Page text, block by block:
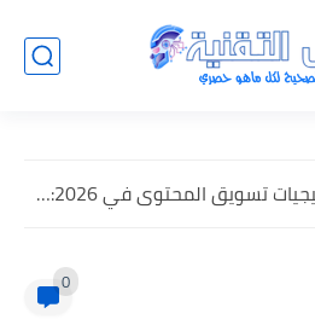
استراتيجيات تسويق المحتوى في 2026: كيف تنجح في عصر الذكاء...
0